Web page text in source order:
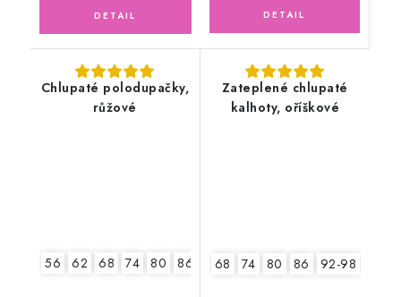
Chlupaté polodupačky,
růžové
56 62 68 74 80 86
Zateplené chlupaté
kalhoty, oříškové
68 74 80 86 92-98